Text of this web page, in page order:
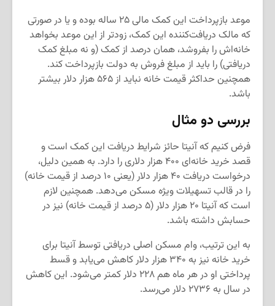
موعد بازپرداخت این کمک مالی ۲۵ ساله بوده و یا در صورتی
که مالک دریافت‌کننده این کمک، زودتر از این موعد بخواهد
خانه‌اش را بفروشد، همان درصد از کمک (و نه مبلغ کمک
دریافتی) را باید از مبلغ فروش به دولت بازپرداخت کند.
همچنین حداکثر قیمت خانه نباید از ۵۶۵ هزار دلار بیشتر
باشد.
بررسی دو مثال
فرض کنیم که آنیتا حائز شرایط دریافت این کمک است و
قصد خرید خانه‌ای ۴۰۰ هزار دلاری را دارد. به همین دلیل،
درخواست دریافت ۴۰ هزار دلار (یعنی ۱۰ درصد از قیمت خانه)
را در قالب تسهیلات ویژه مسکن می‌دهد. همچنین لازم
است که آنیتا ۲۰ هزار دلار (۵ درصد از قیمت خانه) نیز در
حسابش داشته باشد.
به این ترتیب، وام مسکن اصلی دریافتی توسط آنیتا برای
خرید خانه نیز به ۳۴۰ هزار دلار کاهش می‌یابد و قسط
پرداختی او در هر ماه هم ۲۲۸ دلار کمتر می‌شود. این کاهش
در سال به ۲۷۳۶ دلار می‌رسد.